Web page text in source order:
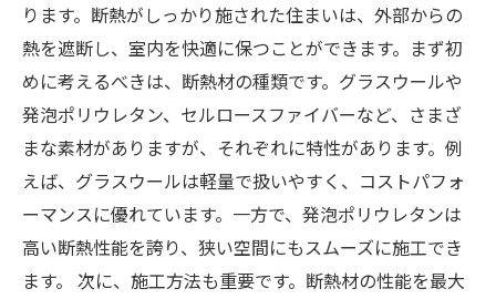
ります。断熱がしっかり施された住まいは、外部からの
熱を遮断し、室内を快適に保つことができます。まず初
めに考えるべきは、断熱材の種類です。グラスウールや
発泡ポリウレタン、セルロースファイバーなど、さまざ
まな素材がありますが、それぞれに特性があります。例
えば、グラスウールは軽量で扱いやすく、コストパフォ
ーマンスに優れています。一方で、発泡ポリウレタンは
高い断熱性能を誇り、狭い空間にもスムーズに施工でき
ます。 次に、施工方法も重要です。断熱材の性能を最大